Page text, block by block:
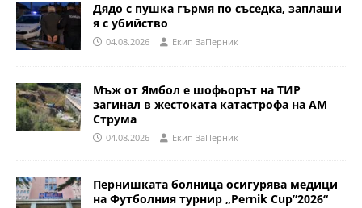
Дядо с пушка гърмя по съседка, заплаши
я с убийство
04.08.2026 Eкип ЗаПерник
Мъж от Ямбол е шофьорът на ТИР
загинал в жестоката катастрофа на АМ
Струма
04.08.2026 Eкип ЗаПерник
Пернишката болница осигурява медици
на Футболния турнир „Pernik Cup”2026“